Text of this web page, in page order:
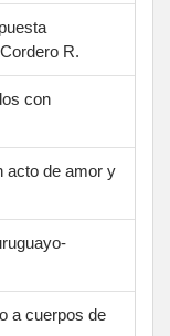
R.
con
acto de amor y
a cuerpos de